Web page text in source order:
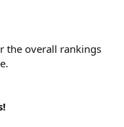
the overall rankings